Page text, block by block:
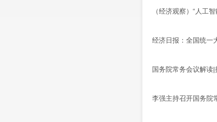
（经济观察）“人工
经济日报：全国统一
国务院常务会议解读
李强主持召开国务院